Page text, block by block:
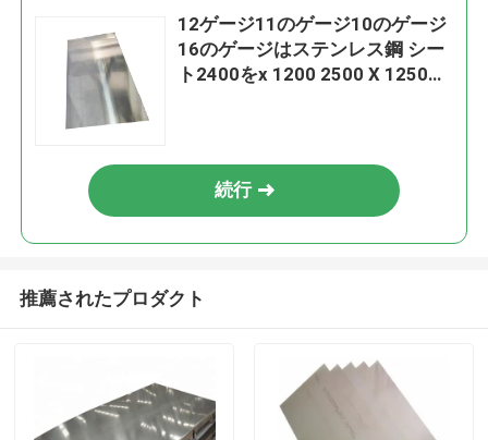
12ゲージ11のゲージ10のゲージ
16のゲージはステンレス鋼 シー
ト2400をx 1200 2500 X 1250打
続行
推薦されたプロダクト